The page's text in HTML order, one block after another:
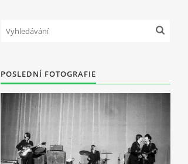
POSLEDNÍ FOTOGRAFIE